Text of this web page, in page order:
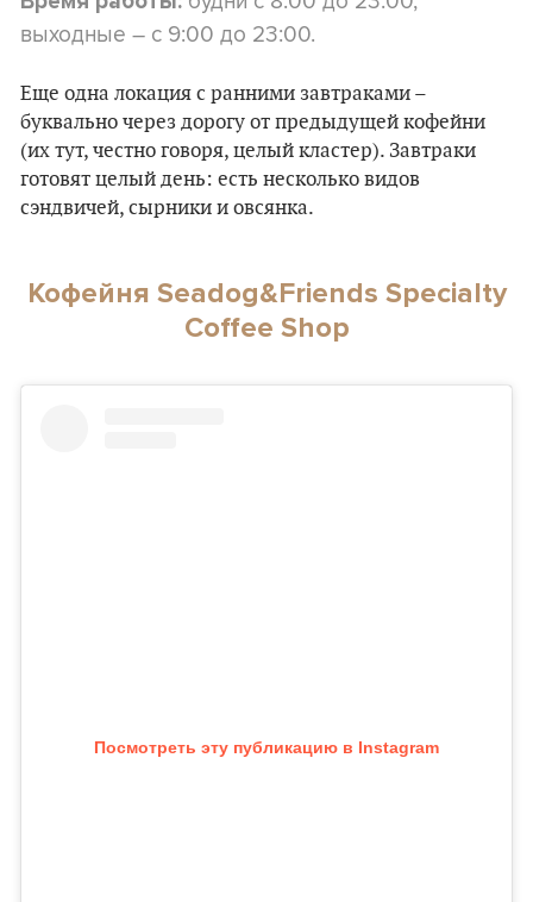
выходные – с 9:00 до 23:00.
Еще одна локация с ранними завтраками –
буквально через дорогу от предыдущей кофейни
(их тут, честно говоря, целый кластер). Завтраки
готовят целый день: есть несколько видов
сэндвичей, сырники и овсянка.
Кофейня Seadog&Friends Specialty
Coffee Shop
Посмотреть эту публикацию в Instagram